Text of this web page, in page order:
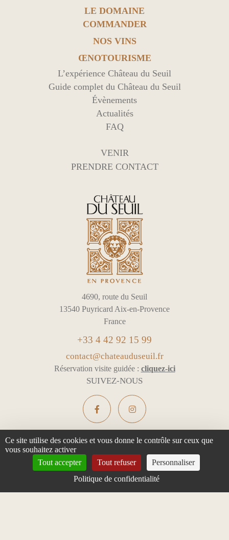
LE DOMAINE
COMMANDER
NOS VINS
ŒNOTOURISME
L’expérience Château du Seuil
Guide complet du Château du Seuil
Évènements
Actualités
FAQ
VENIR
PRENDRE CONTACT
4690, route du Seuil
13540 Puyricard Aix-en-Provence
France
+33 4 42 92 15 99
contact@chateauduseuil.fr
Réservation visite guidée : cliquez-ici
SUIVEZ-NOUS
L'ABUS D'ALCOOL EST DANGEREUX POUR LA SANTÉ -
À CONSOMMER AVEC MODÉRATION
Ce site utilise des cookies et vous donne le contrôle sur ceux que
vous souhaitez activer
Tout accepter
Tout refuser
Personnaliser
Politique de confidentialité